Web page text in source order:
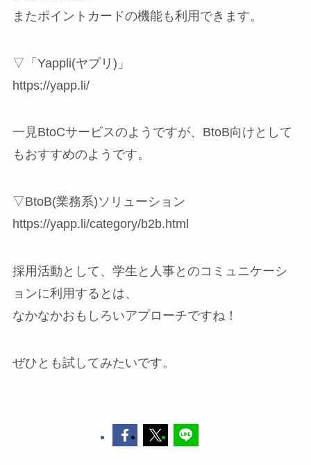
またポイントカードの機能も利用できます。
▽「Yappli(ヤプリ)」
https://yapp.li/
一見BtoCサービスのようですが、BtoB向けとして
もおすすめのようです。
▽BtoB(業務系)ソリューション
https://yapp.li/category/b2b.html
採用活動として、学生と人事とのコミュニケーシ
ョンに利用するとは、
なかなかおもしろいアプローチですね！
ぜひとも試してみたいです。